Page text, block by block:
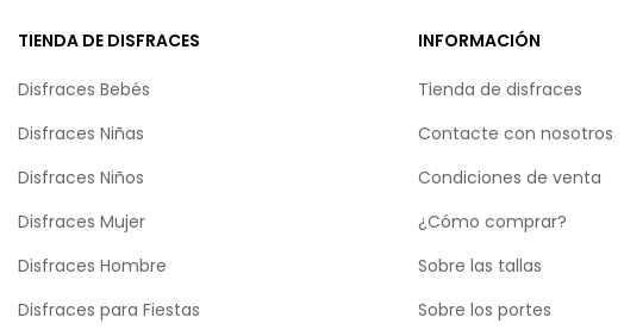
TIENDA DE DISFRACES
Disfraces Bebés
Disfraces Niñas
Disfraces Niños
Disfraces Mujer
Disfraces Hombre
Disfraces para Fiestas
INFORMACIÓN
Tienda de disfraces
Contacte con nosotros
Condiciones de venta
¿Cómo comprar?
Sobre las tallas
Sobre los portes